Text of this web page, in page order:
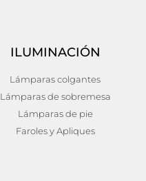
ILUMINACIÓN
Lámparas colgantes
Lámparas de sobremesa
Lámparas de pie
Faroles y Apliques